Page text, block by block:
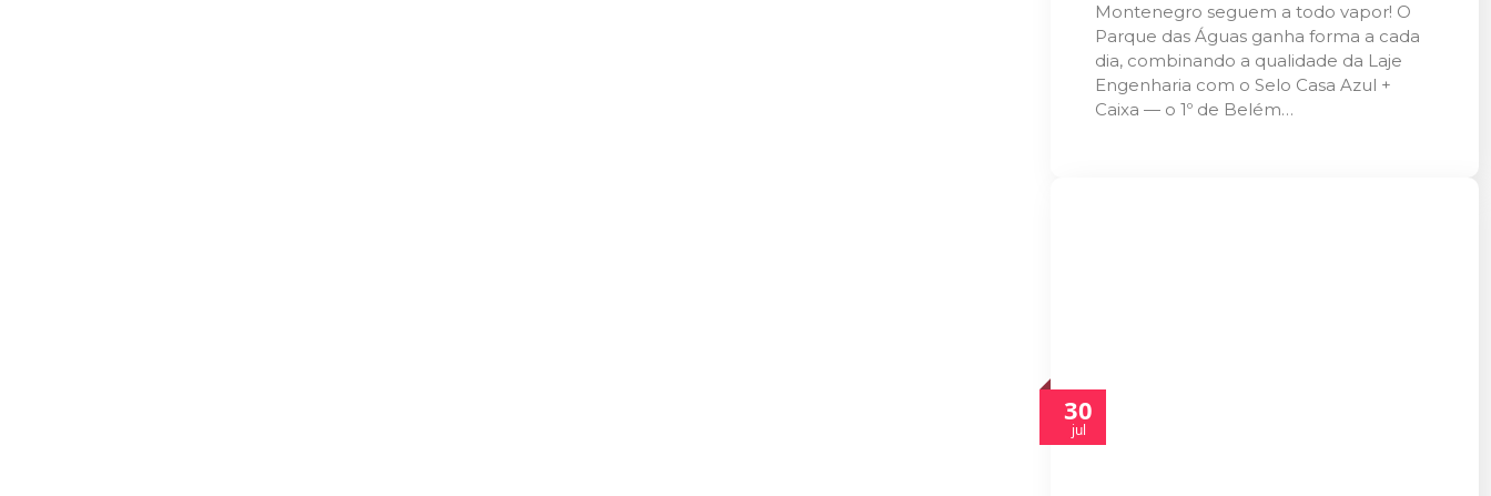
Montenegro seguem a todo vapor! O
Parque das Águas ganha forma a cada
dia, combinando a qualidade da Laje
Engenharia com o Selo Casa Azul +
Caixa — o 1º de Belém…
30
jul